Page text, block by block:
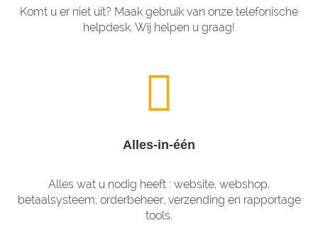
Komt u er niet uit? Maak gebruik van onze telefonische
helpdesk. Wij helpen u graag!
Alles-in-één
Alles wat u nodig heeft : website, webshop,
betaalsysteem, orderbeheer, verzending en rapportage
tools.